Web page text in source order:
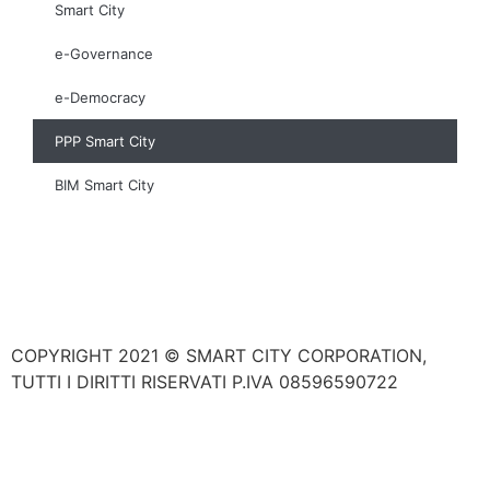
Smart City
e-Governance
e-Democracy
PPP Smart City
BIM Smart City
COPYRIGHT 2021 © SMART CITY CORPORATION,
TUTTI I DIRITTI RISERVATI P.IVA 08596590722